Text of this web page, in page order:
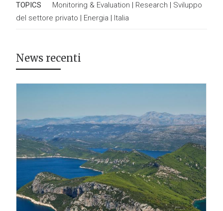
TOPICS Monitoring & Evaluation | Research | Sviluppo
del settore privato | Energia | Italia
News recenti